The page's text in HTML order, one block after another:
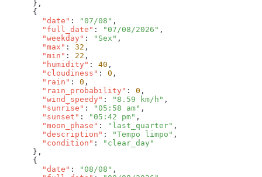
        "date"
: "07/08"
        "full_date"
: "07/08/2026"
        "weekday"
: "Sex"
        "max"
: 32
        "min"
: 22
        "humidity"
: 40
        "cloudiness"
: 0
        "rain"
: 0
        "rain_probability"
: 0
        "wind_speedy"
: "8.59 km/h"
        "sunrise"
: "05:58 am"
        "sunset"
: "05:42 pm"
        "moon_phase"
: "last_quarter"
        "description"
: "Tempo limpo"
        "condition"
:
        "date"
: "08/08"